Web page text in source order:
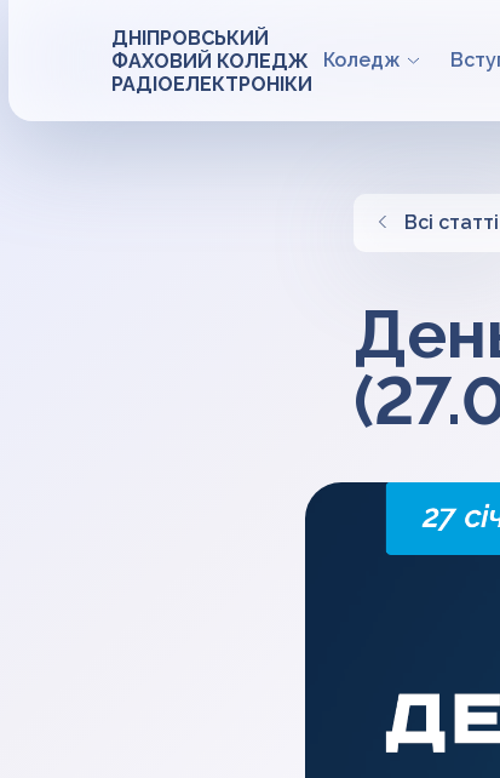
ДНІПРОВСЬКИЙ
ФАХОВИЙ КОЛЕДЖ
РАДІОЕЛЕКТРОНІКИ
Коледж
Всі статті